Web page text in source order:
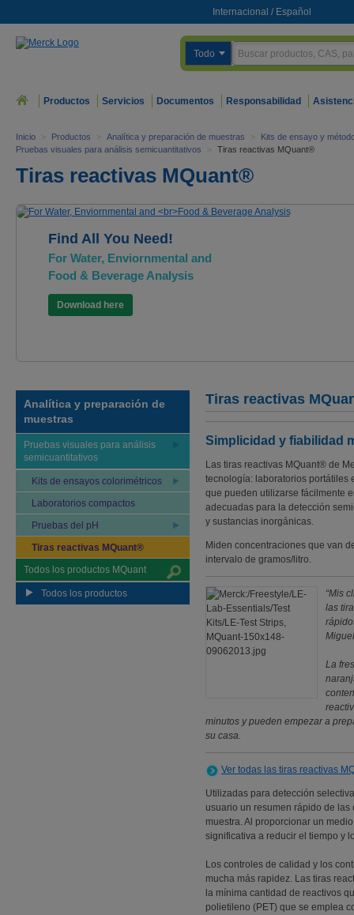
Internacional / Español
Todo
Productos Servicios Documentos Responsabilidad
Inicio > Productos > Analítica y preparación de muestras >
Kits de ensayo y
Pruebas visuales para análisis semicuantitativos
> Tiras reactivas MQuant®
Tiras reactivas MQuant®
Find All You Need!
For Water, Enviornmental and
Food & Beverage Analysis
Download here
Analítica y preparación de
muestras
Pruebas visuales para análisis
semicuantitativos
Kits de ensayos colorimétricos
Laboratorios compactos
Pruebas del pH
Tiras reactivas MQuant®
Todos los productos MQuant
Todos los productos
Tiras reactivas
Simplicidad y fiabilidad
Las tiras reactivas MQuant® de
tecnología: laboratorios portátiles
que pueden utilizarse fácilmente
adecuadas para la detección
y sustancias inorgánicas.
Miden concentraciones que van
intervalo de gramos/litro.
“Mis
las
La
minutos y pueden empezar a
su casa.
Ver todas las tiras reactivas
Utilizadas para detección
usuario un resumen rápido de
muestra. Al proporcionar un
significativa a reducir el tiempo y
Los controles de calidad y los
mucha más rapidez. Las tiras
la mínima cantidad de reactivos
polietileno (PET) que se emplea